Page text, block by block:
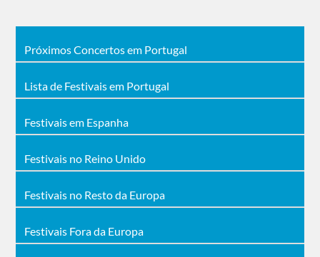
Próximos Concertos em Portugal
Lista de Festivais em Portugal
Festivais em Espanha
Festivais no Reino Unido
Festivais no Resto da Europa
Festivais Fora da Europa